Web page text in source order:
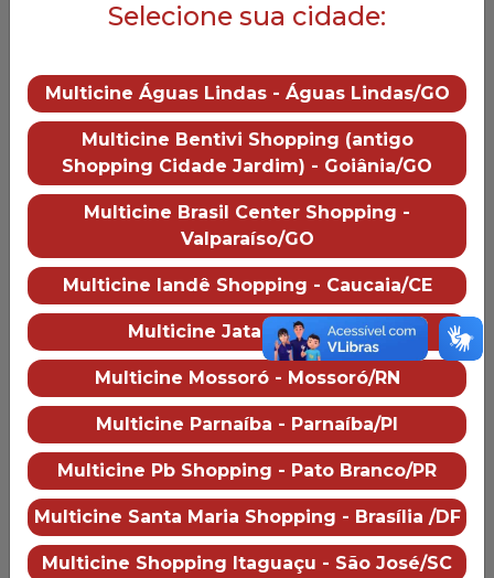
Homem-Aranha: Um Novo
Dia
Ficção-científica,
145 min.
Toy Story 5
6
Animação
100 min.
Ver Programação Completa
Promoções
Selecione sua cidade:
Multicine Águas Lindas - Águas Lindas/GO
Multicine Bentivi Shopping (antigo
Shopping Cidade Jardim) - Goiânia/GO
Multicine Brasil Center Shopping -
Valparaíso/GO
Multicine Iandê Shopping - Caucaia/CE
Multicine Jataí - Jataí/GO
Multicine Mossoró - Mossoró/RN
Multicine Parnaíba - Parnaíba/PI
Multicine Pb Shopping - Pato Branco/PR
Multicine Santa Maria Shopping - Brasília /DF
Multicine Shopping Itaguaçu - São José/SC